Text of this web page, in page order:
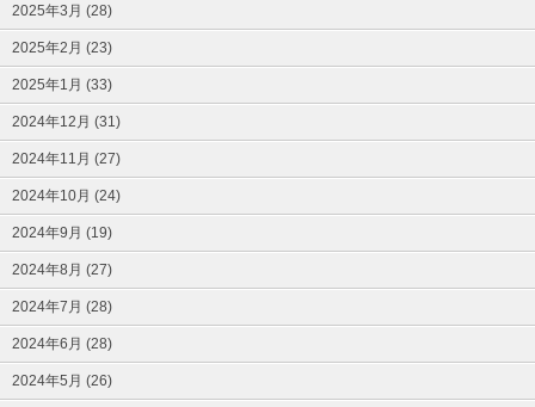
2025年3月 (28)
2025年2月 (23)
2025年1月 (33)
2024年12月 (31)
2024年11月 (27)
2024年10月 (24)
2024年9月 (19)
2024年8月 (27)
2024年7月 (28)
2024年6月 (28)
2024年5月 (26)